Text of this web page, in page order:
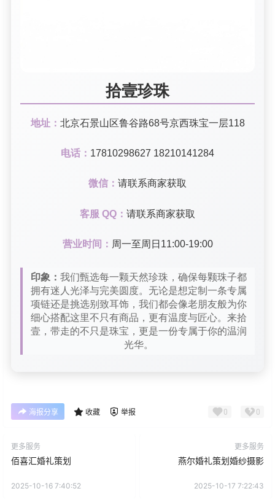
拾壹珍珠
地址： 北京石景山区鲁谷路68号京西珠宝一层118
电话： 17810298627 18210141284
微信： 请联系商家获取
客服 QQ： 请联系商家获取
营业时间： 周一至周日11:00-19:00
印象： 我们甄选每一颗天然珍珠，确保每颗珠子都
拥有迷人光泽与完美圆度。无论是想定制一条专属
项链还是挑选别致耳饰，我们都会像老朋友般为你
细心搭配这里不只有商品，更有温度与匠心。来拾
壹，带走的不只是珠宝，更是一份专属于你的温润
光华。
海报分享 收藏 举报 0 0
更多服务
佰喜汇婚礼策划
2025-10-16 7:40:52
更多服务
燕尔婚礼策划婚纱摄影
2025-10-17 7:22:43